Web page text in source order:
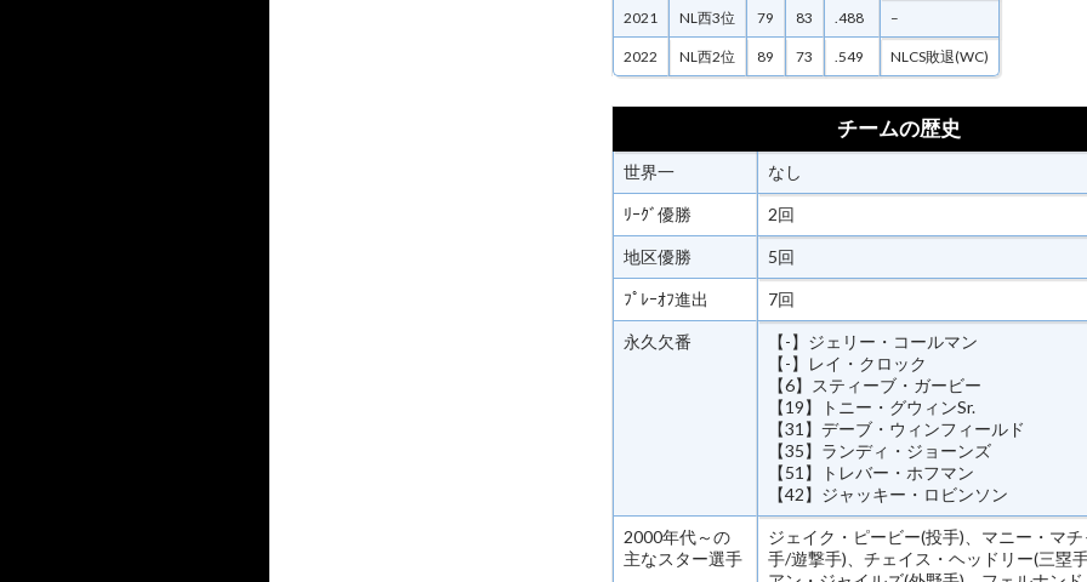
2021 NL西3位 79 83 .488 –
2022 NL西2位 89 73 .549 NLCS敗退(WC)
チームの歴史
世界一 なし
ﾘｰｸﾞ優勝 2回
地区優勝 5回
ﾌﾟﾚｰｵﾌ進出 7回
永久欠番
【-】ジェリー・コールマン
【-】レイ・クロック
【6】スティーブ・ガービー
【19】トニー・グウィンSr.
【31】デーブ・ウィンフィールド
【35】ランディ・ジョーンズ
【51】トレバー・ホフマン
【42】ジャッキー・ロビンソン
2000年代～の
主なスター選手
ジェイク・ピービー(投手)、マニー・マ
手/遊撃手)、チェイス・ヘッドリー(三塁